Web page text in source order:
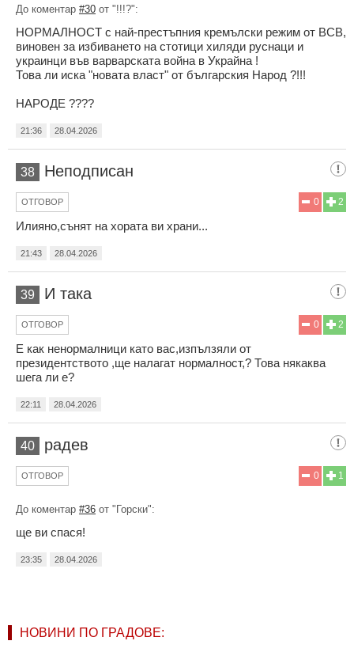
До коментар #30 от "!!!?":
НОРМАЛНОСТ с най-престъпния кремълски режим от ВСВ,
виновен за избиването на стотици хиляди руснаци и
украинци във варварската война в Украйна !
Това ли иска "новата власт" от българския Народ ?!!!
НАРОДЕ ????
21:36 28.04.2026
38 Неподписан
2
0
ОТГОВОР
Илияно,сънят на хората ви храни...
21:43 28.04.2026
39 И така
2
0
ОТГОВОР
Е как ненормалници като вас,изпълзяли от
президентството ,ще налагат нормалност,? Това някаква
шега ли е?
22:11 28.04.2026
40 радев
1
0
ОТГОВОР
До коментар #36 от "Горски":
ще ви спася!
23:35 28.04.2026
НОВИНИ ПО ГРАДОВЕ: